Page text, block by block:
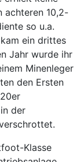
achteren 10,2-
so u.a.
kam ein drittes
Jahr wurde ihr
Minenleger
den Ersten
der
Klasse